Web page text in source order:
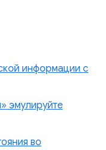
информации с
эмулируйте
во